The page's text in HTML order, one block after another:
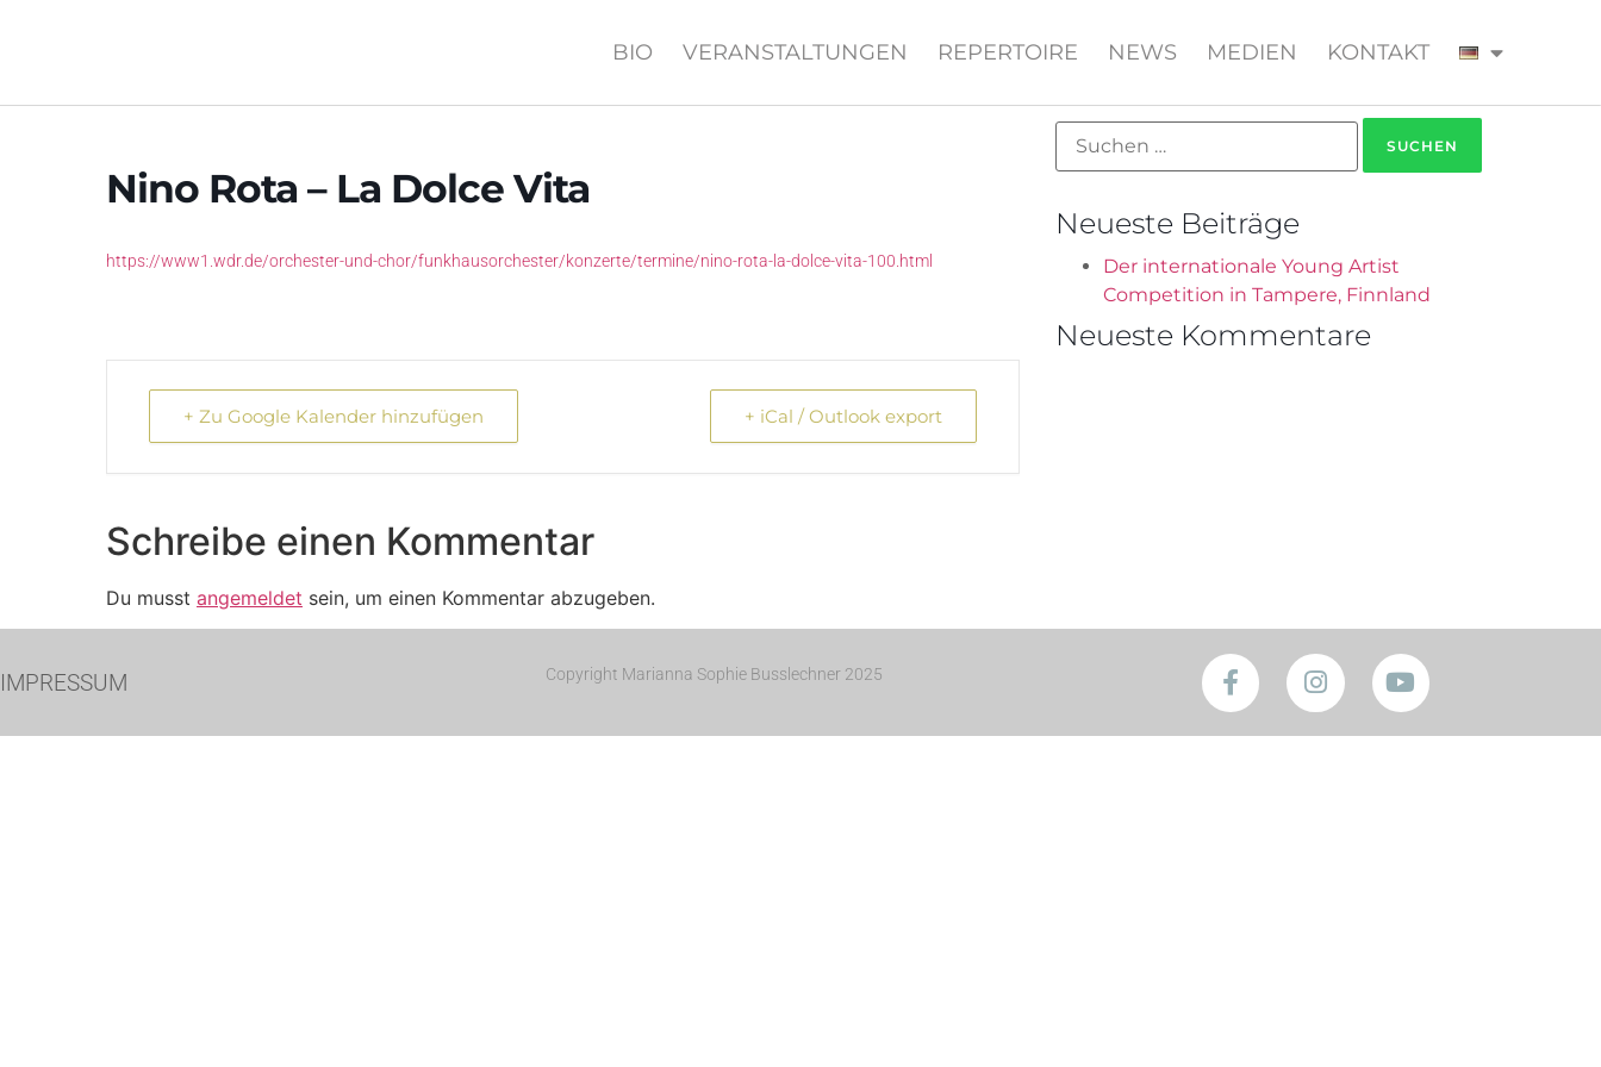
BIO VERANSTALTUNGEN REPERTOIRE NEWS MEDIEN KONTAKT
Nino Rota – La Dolce Vita
https://www1.wdr.de/orchester-und-chor/funkhausorchester/konzerte/termine/nino-rota-la-dolce-vita-100.html
+ Zu Google Kalender hinzufügen + iCal / Outlook export
Neueste Beiträge
Der internationale Young Artist
Competition in Tampere, Finnland
Neueste Kommentare
Schreibe einen Kommentar
Du musst angemeldet sein, um einen Kommentar abzugeben.
IMPRESSUM Copyright Marianna Sophie Busslechner 2025